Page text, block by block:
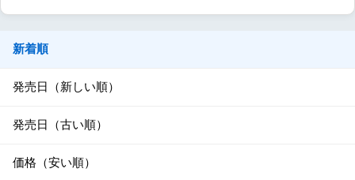
新着順
発売日（新しい順）
発売日（古い順）
価格（安い順）